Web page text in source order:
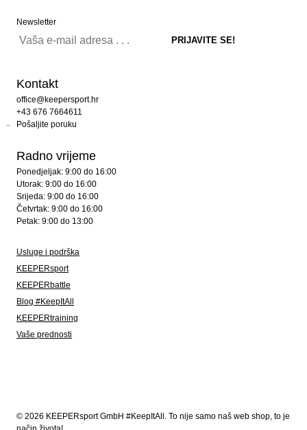
Newsletter
Kontakt
office@keepersport.hr
+43 676 7664611
Pošaljite poruku
Radno vrijeme
Ponedjeljak: 9:00 do 16:00
Utorak: 9:00 do 16:00
Srijeda: 9:00 do 16:00
Četvrtak: 9:00 do 16:00
Petak: 9:00 do 13:00
Usluge i podrška
KEEPERsport
KEEPERbattle
Blog #KeepItAll
KEEPERtraining
Vaše prednosti
© 2026 KEEPERsport GmbH #KeepItAll. To nije samo naš web shop, to je